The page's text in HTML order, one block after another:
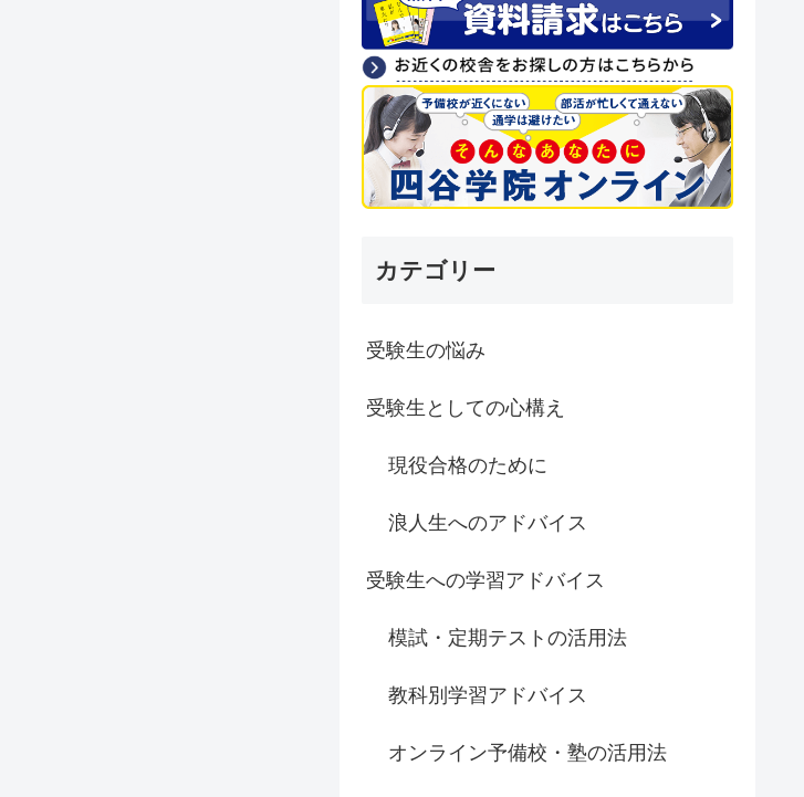
カテゴリー
受験生の悩み
受験生としての心構え
現役合格のために
浪人生へのアドバイス
受験生への学習アドバイス
模試・定期テストの活用法
教科別学習アドバイス
オンライン予備校・塾の活用法